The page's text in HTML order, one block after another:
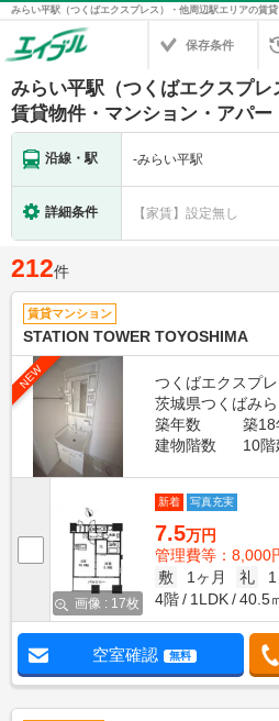
保存条件
みらい平駅（つくばエクスプ
賃貸物件・マンション・アパー
沿線・駅 -みらい平駅
詳細条件 【家賃】設定無し
212件
賃貸マンション
STATION TOWER TOYOSHIMA
NEW
つくばエクスプ
茨城県つくばみ
築年数
築18
建物階数
10階
画像 : 17枚
新着 写真充実
7.5万円
管理費等：8,000
敷
1ヶ月 礼
4階
1LDK 40.5
空室確認 無料